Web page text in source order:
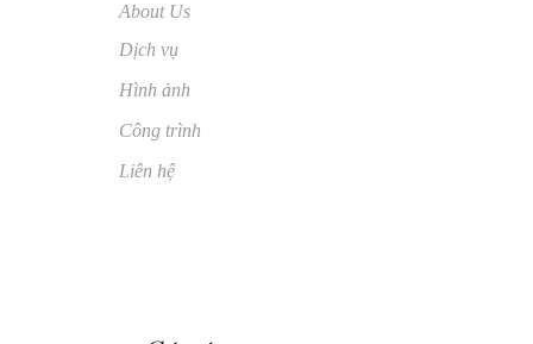
About Us
Dịch vụ
Hình ảnh
Công trình
Liên hệ